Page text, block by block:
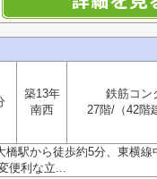
築13年
南西
鉄筋コン
27階/（42階
駅から徒歩約5分、東横線
便利な立...